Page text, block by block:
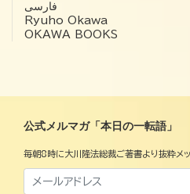
فارسی
Ryuho Okawa
OKAWA BOOKS
公式メルマガ「本日の一転語」
毎朝8時に大川隆法総裁ご著書より抜粋メ